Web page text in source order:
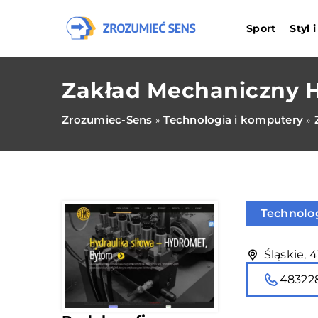
Sport Styl
Zakład Mechaniczny
Zrozumiec-Sens »Technologia i komputery »
Śląskie,